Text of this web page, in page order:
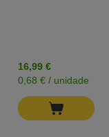
16,99 €
0,68 € / unidade